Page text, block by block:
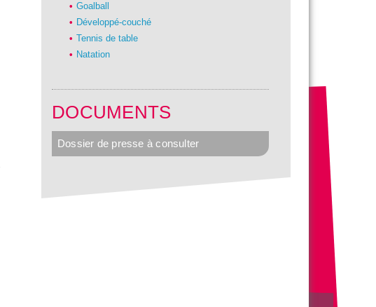
Goalball
Développé-couché
Tennis de table
Natation
DOCUMENTS
Dossier de presse à consulter